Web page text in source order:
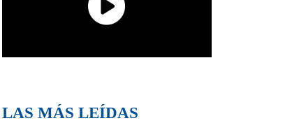
LAS MÁS LEÍDAS